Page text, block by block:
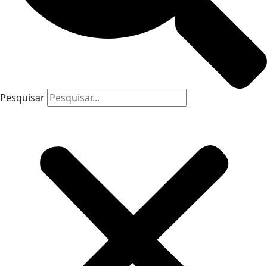
Pesquisar